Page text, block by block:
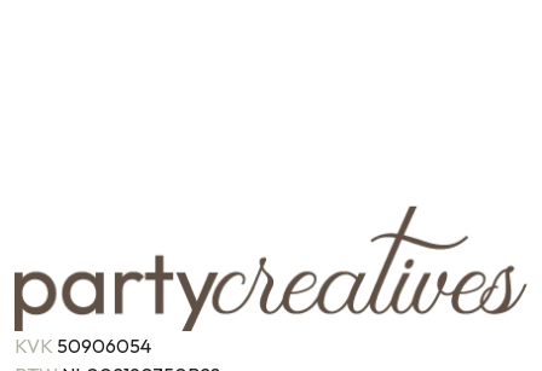
KVK 50906054